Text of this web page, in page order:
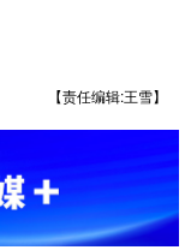
【责任编辑:王雪】